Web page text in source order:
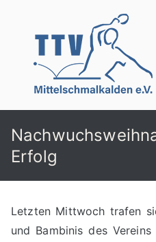
Erfolg
Letzten Mittwoch trafen
und Bambinis des